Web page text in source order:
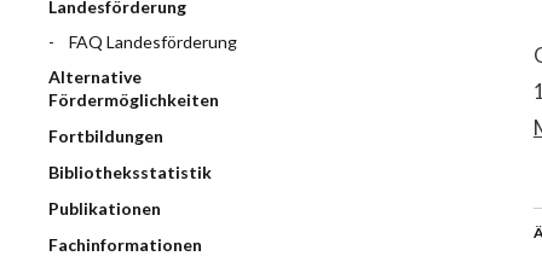
Landesförderung
FAQ Landesförderung
Alternative
Fördermöglichkeiten
Fortbildungen
Bibliotheksstatistik
Publikationen
Fachinformationen